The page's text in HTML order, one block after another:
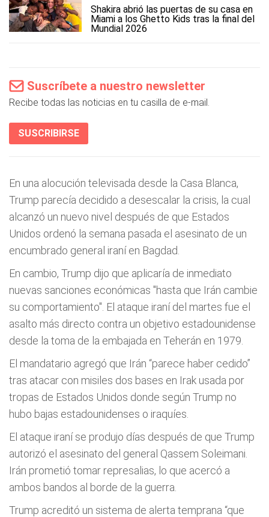
Shakira abrió las puertas de su casa en
Miami a los Ghetto Kids tras la final del
Mundial 2026
Suscríbete a nuestro newsletter
Recibe todas las noticias en tu casilla de e-mail.
SUSCRIBIRSE
En una alocución televisada desde la Casa Blanca,
Trump parecía decidido a desescalar la crisis, la cual
alcanzó un nuevo nivel después de que Estados
Unidos ordenó la semana pasada el asesinato de un
encumbrado general iraní en Bagdad.
En cambio, Trump dijo que aplicaría de inmediato
nuevas sanciones económicas "hasta que Irán cambie
su comportamiento". El ataque iraní del martes fue el
asalto más directo contra un objetivo estadounidense
desde la toma de la embajada en Teherán en 1979.
El mandatario agregó que Irán “parece haber cedido”
tras atacar con misiles dos bases en Irak usada por
tropas de Estados Unidos donde según Trump no
hubo bajas estadounidenses o iraquíes.
El ataque iraní se produjo días después de que Trump
autorizó el asesinato del general Qassem Soleimani.
Irán prometió tomar represalias, lo que acercó a
ambos bandos al borde de la guerra.
Trump acreditó un sistema de alerta temprana “que